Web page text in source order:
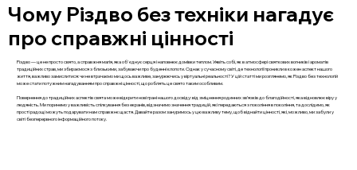
Чому Різдво без техніки нагадує
про справжні цінності
Різдво — це не просто свято, а справжня магія, яка об'єднує серця і наповнює домівки теплом. Уявіть собі, як в атмосфері святкових вогників і ароматів
традиційних страв, ми збираємося з близькими, забуваючи про буденні клопоти. Однак у сучасному світі, де технології проникли в кожен аспект нашого
життя, важливо замислитися: чи не втрачаємо ми щось важливе, занурюючись у віртуальні реальності? У цій статті ми розглянемо, як Різдво без технологій
може стати потужним нагадуванням про справжні цінності, що роблять це свято таким особливим.
Повернення до традиційних аспектів свята може відкрити нові грані нашого досвіду: від зміцнення родинних зв’язків до благодійності, яка відновлює віру у
людяність. Ми поринемо у важливість спілкування без екранів, відзначимо значення традицій, які передаються з покоління в покоління, та дослідимо, як
прості радощі можуть подарувати нам справжнє щастя. Давайте разом зануримось у цю важливу тему, щоб віднайти цінності, які, можливо, ми забули у
світі безперервного інформаційного потоку.